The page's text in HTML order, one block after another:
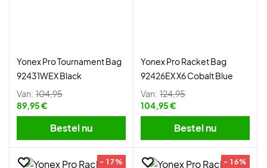
Yonex Pro Tournament Bag
92431WEX Black
Van: 104,95
89,95 €
Bestel nu
Yonex Pro Racket Bag
92426EX X6 Cobalt Blue
Van: 124,95
104,95 €
Bestel nu
- 17% - 16%